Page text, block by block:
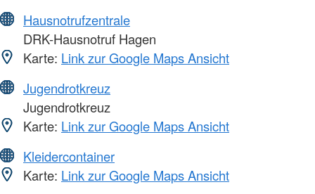
Hausnotrufzentrale
DRK-Hausnotruf Hagen
Karte: Link zur Google Maps Ansicht
Jugendrotkreuz
Jugendrotkreuz
Karte: Link zur Google Maps Ansicht
Kleidercontainer
Karte: Link zur Google Maps Ansicht